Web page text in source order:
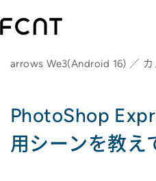
arrows We3(Android 16) ／
PhotoShop
用シーンを教え